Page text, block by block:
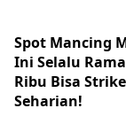
Spot Mancing
Ini Selalu
Ribu Bisa
Seharian!